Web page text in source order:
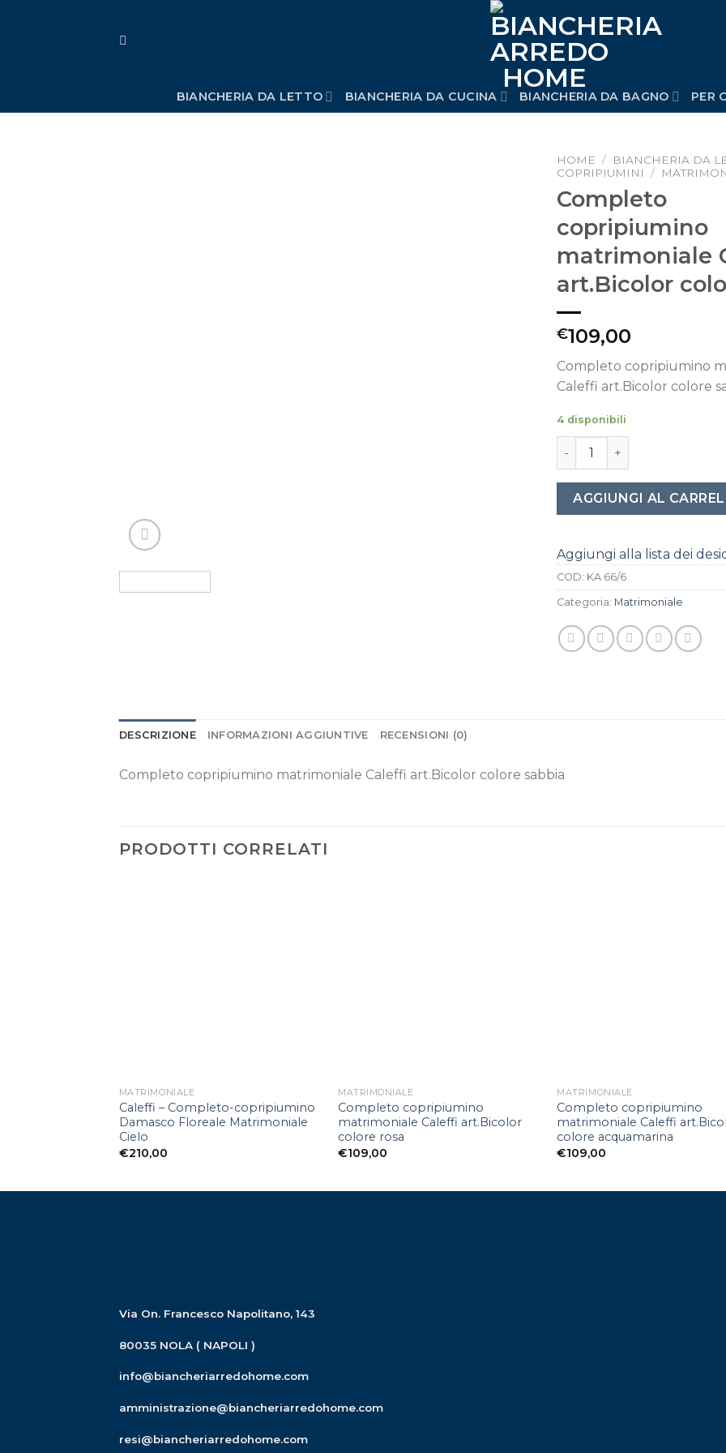
BIANCHERIA DA LETTO BIANCHERIA DA CUCINA BIANCHERIA DA BAGNO PER
HOME / BIANCHERIA DA
COPRIPIUMINI
/
Completo
copripiumino
matrimoniale
art.Bicolor
€109,00
Completo copripiumino
Caleffi art.Bicolor colore
4 disponibili
Completo copripiumino
AGGIUNGI AL
Aggiungi alla lista dei
COD: KA 66/6
Categoria: Matrimoniale
DESCRIZIONE INFORMAZIONI AGGIUNTIVE RECENSIONI (0)
Completo copripiumino matrimoniale Caleffi art.Bicolor colore sabbia
PRODOTTI CORRELATI
MATRIMONIALE
Caleffi – Completo-copripiumino
Damasco Floreale Matrimoniale
Cielo
€210,00
MATRIMONIALE
Completo copripiumino
matrimoniale Caleffi art.Bicolor
colore rosa
€109,00
MATRIMONIALE
Completo copripiumino
matrimoniale Caleffi
colore acquamarina
€109,00
Via On. Francesco Napolitano, 143
80035 NOLA ( NAPOLI )
info@biancheriarredohome.com
amministrazione@biancheriarredohome.com
resi@biancheriarredohome.com